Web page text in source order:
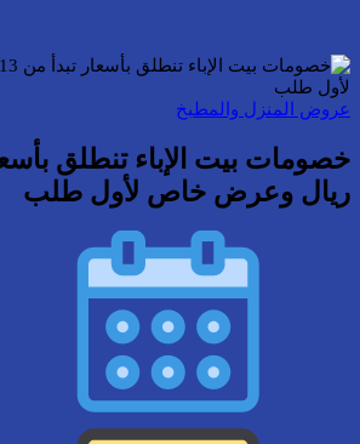
عروض المنزل والمطبخ
ريال وعرض خاص لأول طلب